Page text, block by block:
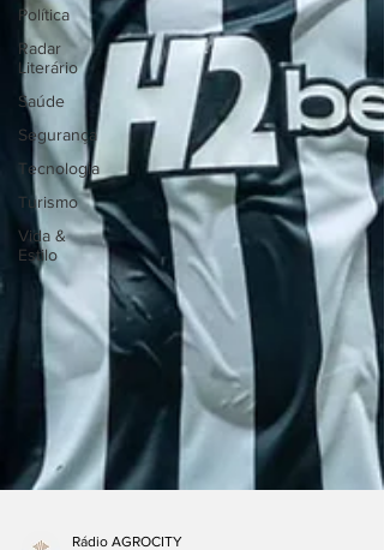
Política
Radar
Literário
Saúde
Segurança
Tecnologia
Turismo
Vida &
Estilo